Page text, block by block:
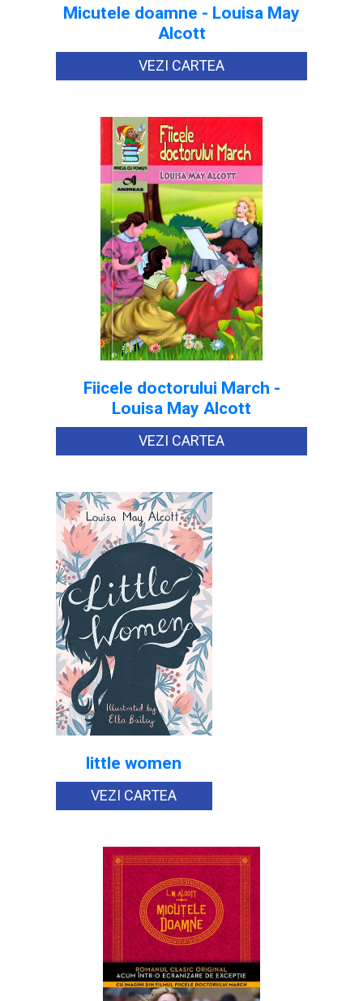
Micutele doamne - Louisa May
Alcott
VEZI CARTEA
Fiicele doctorului March -
Louisa May Alcott
VEZI CARTEA
little women
VEZI CARTEA